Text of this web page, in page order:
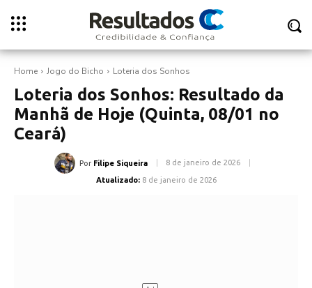
Home Jogo do Bicho Loteria dos Sonhos
Loteria dos Sonhos: Resultado da
Manhã de Hoje (Quinta, 08/01 no
Ceará)
Por Filipe Siqueira 8 de janeiro de 2026
Atualizado: 8 de janeiro de 2026